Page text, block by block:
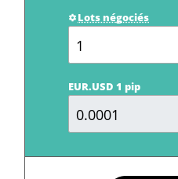
Lots négociés
EUR.USD 1 pip